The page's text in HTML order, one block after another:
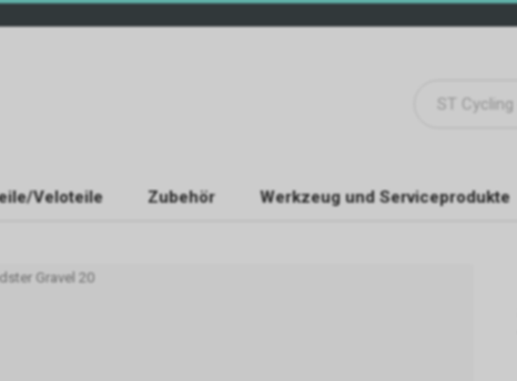
Veloteile Zubehör Werkzeug und Serviceprodukte
Gravel 20